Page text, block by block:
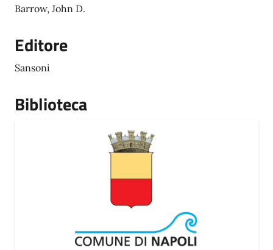
Barrow, John D.
Editore
Sansoni
Biblioteca